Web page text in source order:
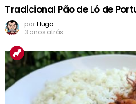
Tradicional Pão de Ló de
porHugo
3 anos atrás